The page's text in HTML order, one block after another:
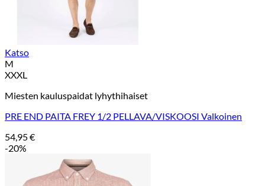
Katso
M
XXXL
Miesten kauluspaidat lyhythihaiset
PRE END PAITA FREY 1/2 PELLAVA/VISKOOSI Valkoinen
54,95€
-20%